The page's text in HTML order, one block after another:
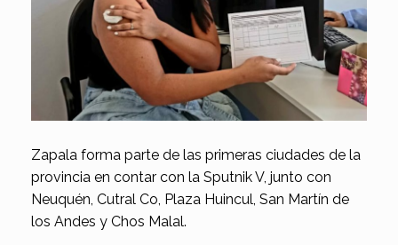
Zapala forma parte de las primeras ciudades de la
provincia en contar con la Sputnik V, junto con
Neuquén, Cutral Co, Plaza Huincul, San Martín de
los Andes y Chos Malal.